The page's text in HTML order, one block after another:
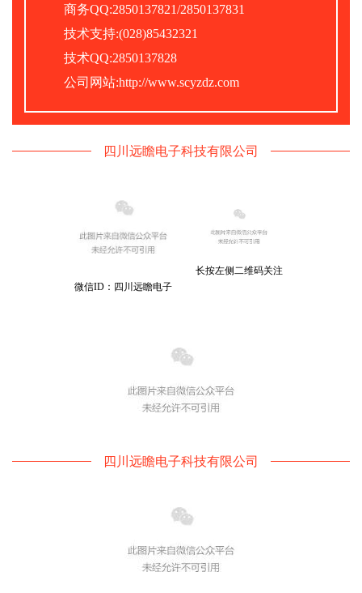
商务QQ:2850137821/2850137831
技术支持:(028)85432321
技术QQ:2850137828
公司网站:http://www.scyzdz.com
四川远瞻电子科技有限公司
微信ID：四川远瞻电子
长按左侧二维码关注
四川远瞻电子科技有限公司